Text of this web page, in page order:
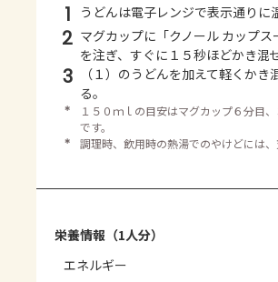
1 うどんは電子レンジで表示通りに
2 マグカップに「クノール カップ
を注ぎ、すぐに１５秒ほどかき混
3
（１）のうどんを加えて軽くか
る。
＊
１５０ｍｌの目安はマグカップ６分目
です。
＊
調理時、飲用時の熱湯でのやけどには、
栄養情報（1人分）
エネルギー